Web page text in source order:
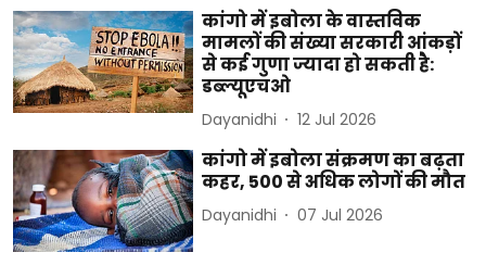
कांगो में इबोला के वास्तविक
मामलों की संख्या सरकारी आंकड़ों
से कई गुणा ज्यादा हो सकती है:
डब्ल्यूएचओ
Dayanidhi 12 Jul 2026
कांगो में इबोला संक्रमण का बढ़ता
कहर, 500 से अधिक लोगों की मौत
Dayanidhi 07 Jul 2026